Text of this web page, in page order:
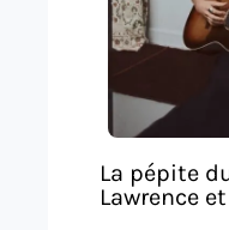
La pépite
Lawrence